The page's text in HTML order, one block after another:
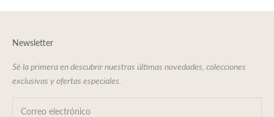
Newsletter
Sé la primera en descubrir nuestras últimas novedades, colecciones
exclusivas y ofertas especiales.